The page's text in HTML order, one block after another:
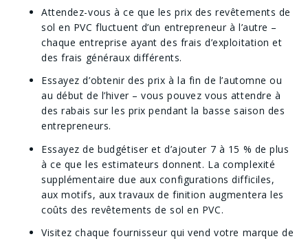
Attendez-vous à ce que les prix des revêtements de
sol en PVC fluctuent d’un entrepreneur à l’autre –
chaque entreprise ayant des frais d’exploitation et
des frais généraux différents.
Essayez d’obtenir des prix à la fin de l’automne ou
au début de l’hiver – vous pouvez vous attendre à
des rabais sur les prix pendant la basse saison des
entrepreneurs.
Essayez de budgétiser et d’ajouter 7 à 15 % de plus
à ce que les estimateurs donnent. La complexité
supplémentaire due aux configurations difficiles,
aux motifs, aux travaux de finition augmentera les
coûts des revêtements de sol en PVC.
Visitez chaque fournisseur qui vend votre marque de